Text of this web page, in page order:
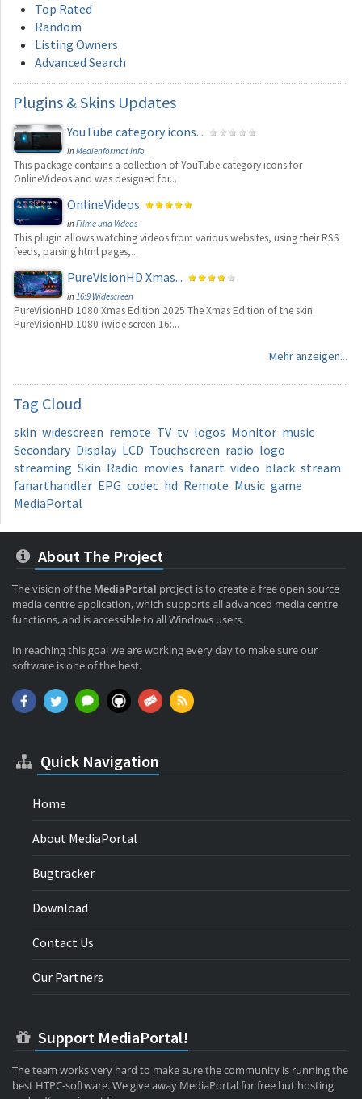
Top Rated
Random
Listing Owners
Advanced Search
Plugins & Skins Updates
YouTube category icons...
inMedienformat Info
This package contains a collection of YouTube category icons for
OnlineVideos and was designed for...
OnlineVideos
inFilme und Videos
This plugin allows watching videos from various websites, using their RSS
feeds, parsing html pages,...
PureVisionHD Xmas...
in16:9 Widescreen
PureVisionHD 1080 Xmas Edition 2025 The Xmas Edition of the skin
PureVisionHD 1080 (wide screen 16:...
Mehr anzeigen...
Tag Cloud
skin widescreen remote TV tv logos Monitor music
Secondary Display LCD Touchscreen radio logo
streaming Skin Radio movies fanart video black stream
fanarthandler EPG codec hd Remote Music game
MediaPortal
About The Project
The vision of the MediaPortal project is to create a free open source
media centre application, which supports all advanced media centre
functions, and is accessible to all Windows users.
In reaching this goal we are working every day to make sure our
software is one of the best.
Quick Navigation
Home
About MediaPortal
Bugtracker
Download
Contact Us
Our Partners
Support MediaPortal!
The team works very hard to make sure the community is running the
best HTPC-software. We give away MediaPortal for free but hosting